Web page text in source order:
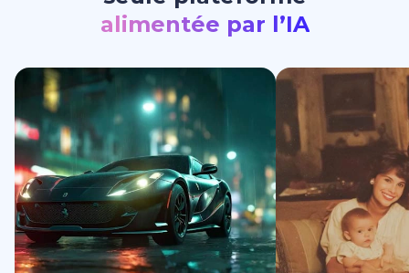
alimentée par l’IA